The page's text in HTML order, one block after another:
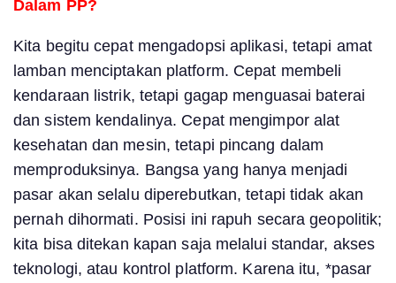
Dalam PP?
Kita begitu cepat mengadopsi aplikasi, tetapi amat
lamban menciptakan platform. Cepat membeli
kendaraan listrik, tetapi gagap menguasai baterai
dan sistem kendalinya. Cepat mengimpor alat
kesehatan dan mesin, tetapi pincang dalam
memproduksinya. Bangsa yang hanya menjadi
pasar akan selalu diperebutkan, tetapi tidak akan
pernah dihormati. Posisi ini rapuh secara geopolitik;
kita bisa ditekan kapan saja melalui standar, akses
teknologi, atau kontrol platform. Karena itu, *pasar